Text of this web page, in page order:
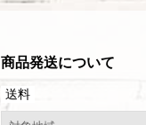
商品発送について
送料